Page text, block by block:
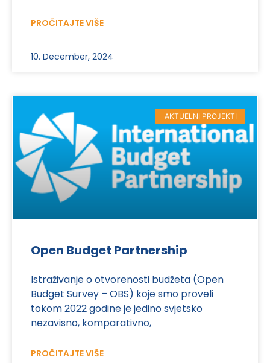
PROČITAJTE VIŠE
10. December, 2024
AKTUELNI PROJEKTI
Open Budget Partnership
Istraživanje o otvorenosti budžeta (Open
Budget Survey – OBS) koje smo proveli
tokom 2022 godine je jedino svjetsko
nezavisno, komparativno,
PROČITAJTE VIŠE